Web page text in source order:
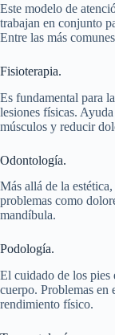
Este modelo de
trabajan en conjunto
Entre las más
Fisioterapia.
Es fundamental para
lesiones físicas.
músculos y reducir
Odontología.
Más allá de la
problemas como
mandíbula.
Podología.
El cuidado de los pies
cuerpo. Problemas en
rendimiento físico.